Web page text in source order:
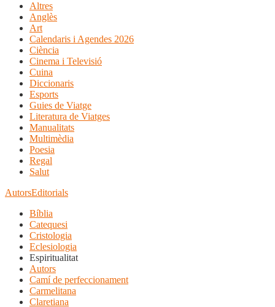
Altres
Anglès
Art
Calendaris i Agendes 2026
Ciència
Cinema i Televisió
Cuina
Diccionaris
Esports
Guies de Viatge
Literatura de Viatges
Manualitats
Multimèdia
Poesia
Regal
Salut
AutorsEditorials
Bíblia
Catequesi
Cristologia
Eclesiologia
Espiritualitat
Autors
Camí de perfeccionament
Carmelitana
Claretiana